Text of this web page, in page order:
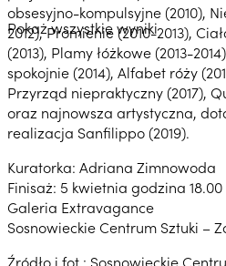
Pokaż wszystkie wyniki
obsesyjno-kompulsyjne (2010),
2012), Promienie (2010-2013),
(2013), Plamy łóżkowe (2013-
spokojnie (2014), Alfabet róży
Przyrząd niepraktyczny (2017),
oraz najnowsza artystyczna,
realizacja Sanfilippo (2019).
Kuratorka: Adriana Zimnowoda
Finisaż: 5 kwietnia godzina 18.00
Galeria Extravagance
Sosnowieckie Centrum Sztuki –
Źródło i fot.: Sosnowieckie